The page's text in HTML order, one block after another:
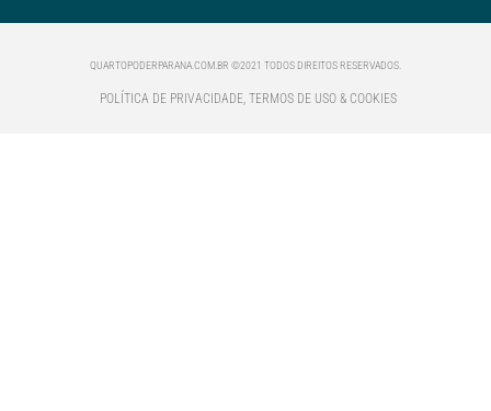
QUARTOPODERPARANA.COM.BR ©2021 TODOS DIREITOS RESERVADOS.
POLÍTICA DE PRIVACIDADE, TERMOS DE USO & COOKIES